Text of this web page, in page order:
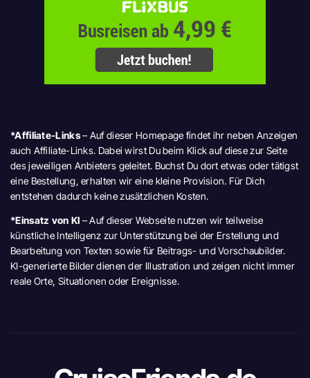
*Affiliate-Links– Auf dieser Homepage findet ihr neben Anzeigen
auch Affiliate-Links. Dabei wirst Du beim Klick auf diese zur Seite
des jeweiligen Anbieters geleitet. Buchst Du dort etwas oder tätigst
eine Bestellung, erhalten wir eine kleine Provision. Für Dich
entstehen dadurch keine zusätzlichen Kosten.
*Einsatz von KI – Auf dieser Webseite nutzen wir teilweise
künstliche Intelligenz zur Unterstützung bei der Erstellung und
Bearbeitung von Texten sowie für Beitrags- und Vorschaubilder.
KI-generierte Bilder dienen der Illustration und zeigen nicht immer
reale Orte, Situationen oder Ereignisse.